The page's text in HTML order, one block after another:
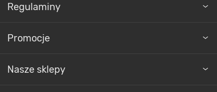
Regulaminy
Promocje
Nasze sklepy